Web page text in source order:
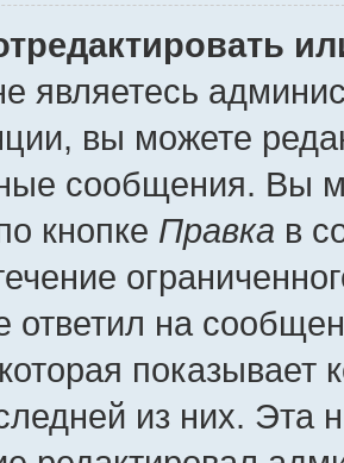
являетесь
вы можете
сообщения. Вы
кнопке Правка в
ответил на
показывает
из них. Эта